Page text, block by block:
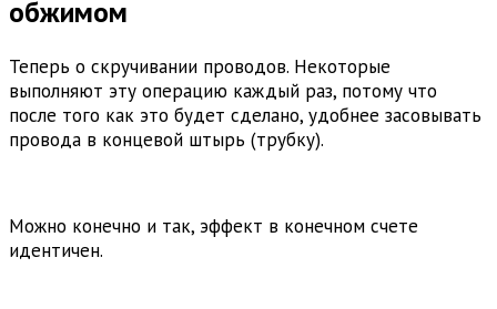
обжимом
Теперь о скручивании проводов. Некоторые
выполняют эту операцию каждый раз, потому что
после того как это будет сделано, удобнее засовывать
провода в концевой штырь (трубку).
Можно конечно и так, эффект в конечном счете
идентичен.